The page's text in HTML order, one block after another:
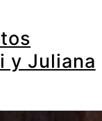
y Juliana